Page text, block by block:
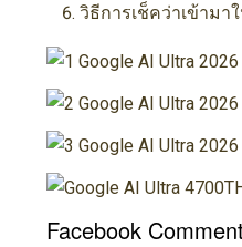
วิธีการเช็คว่าเข้ามา
Facebook